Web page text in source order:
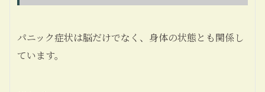
パニック症状は脳だけでなく、身体の状態とも関係し
ています。